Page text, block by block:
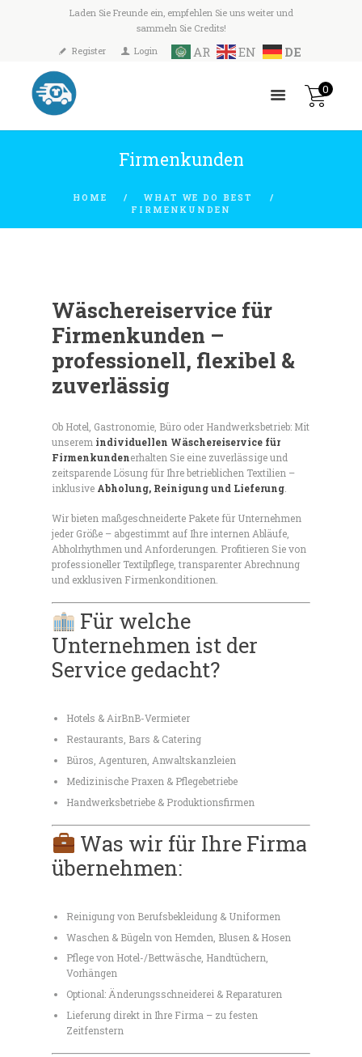
Laden Sie Freunde ein, empfehlen Sie uns weiter und
sammeln Sie Credits!
Register
Login AR EN DE
0
Firmenkunden
HOME
WHAT WE DO BEST
FIRMENKUNDEN
Wäschereiservice für
Firmenkunden –
professionell, flexibel &
zuverlässig
Ob Hotel, Gastronomie, Büro oder Handwerksbetrieb: Mit
unserem individuellen Wäschereiservice für
Firmenkundenerhalten Sie eine zuverlässige und
zeitsparende Lösung für Ihre betrieblichen Textilien –
inklusive Abholung, Reinigung und Lieferung.
Wir bieten maßgeschneiderte Pakete für Unternehmen
jeder Größe – abgestimmt auf Ihre internen Abläufe,
Abholrhythmen und Anforderungen. Profitieren Sie von
professioneller Textilpflege, transparenter Abrechnung
und exklusiven Firmenkonditionen.
Für welche
Unternehmen ist der
Service gedacht?
Hotels & AirBnB-Vermieter
Restaurants, Bars & Catering
Büros, Agenturen, Anwaltskanzleien
Medizinische Praxen & Pflegebetriebe
Handwerksbetriebe & Produktionsfirmen
Was wir für Ihre Firma
übernehmen:
Reinigung von Berufsbekleidung & Uniformen
Waschen & Bügeln von Hemden, Blusen & Hosen
Pflege von Hotel-/Bettwäsche, Handtüchern,
Vorhängen
Optional: Änderungsschneiderei & Reparaturen
Lieferung direkt in Ihre Firma – zu festen
Zeitfenstern